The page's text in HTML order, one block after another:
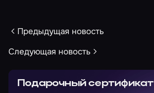
Предыдущая новость
Следующая новость
Подарочный сертификат